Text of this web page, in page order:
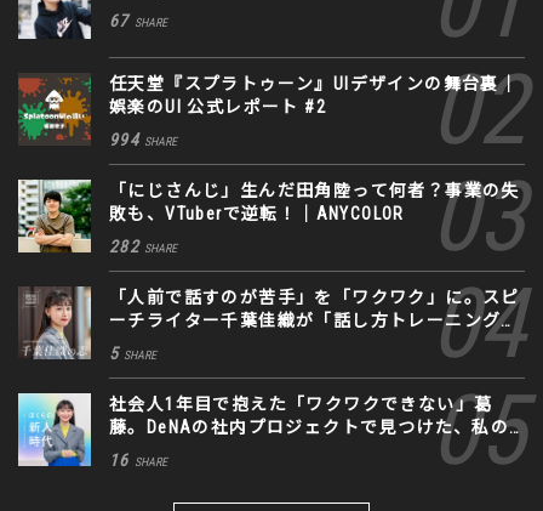
67 SHARE
任天堂『スプラトゥーン』UIデザインの舞台裏｜
娯楽のUI 公式レポート #2
994 SHARE
「にじさんじ」生んだ田角陸って何者？事業の失
敗も、VTuberで逆転！｜ANYCOLOR
282 SHARE
「人前で話すのが苦手」を「ワクワク」に。スピ
ーチライター千葉佳織が「話し方トレーニング」
に込めた思い
5 SHARE
社会人1年目で抱えた「ワクワクできない」葛
藤。DeNAの社内プロジェクトで見つけた、私の
生きる道
16 SHARE